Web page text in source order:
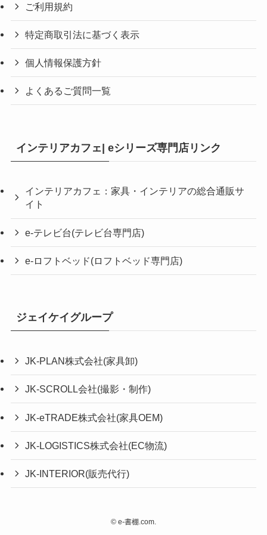
ご利用規約
特定商取引法に基づく表示
個人情報保護方針
よくあるご質問一覧
インテリアカフェ| eシリーズ専門店リンク
インテリアカフェ：家具・インテリアの総合通販サ
イト
e-テレビ台(テレビ台専門店)
e-ロフトベッド(ロフトベッド専門店)
ジェイケイグループ
JK-PLAN株式会社(家具卸)
JK-SCROLL会社(撮影・制作)
JK-eTRADE株式会社(家具OEM)
JK-LOGISTICS株式会社(EC物流)
JK-INTERIOR(販売代行)
© e-書棚.com.